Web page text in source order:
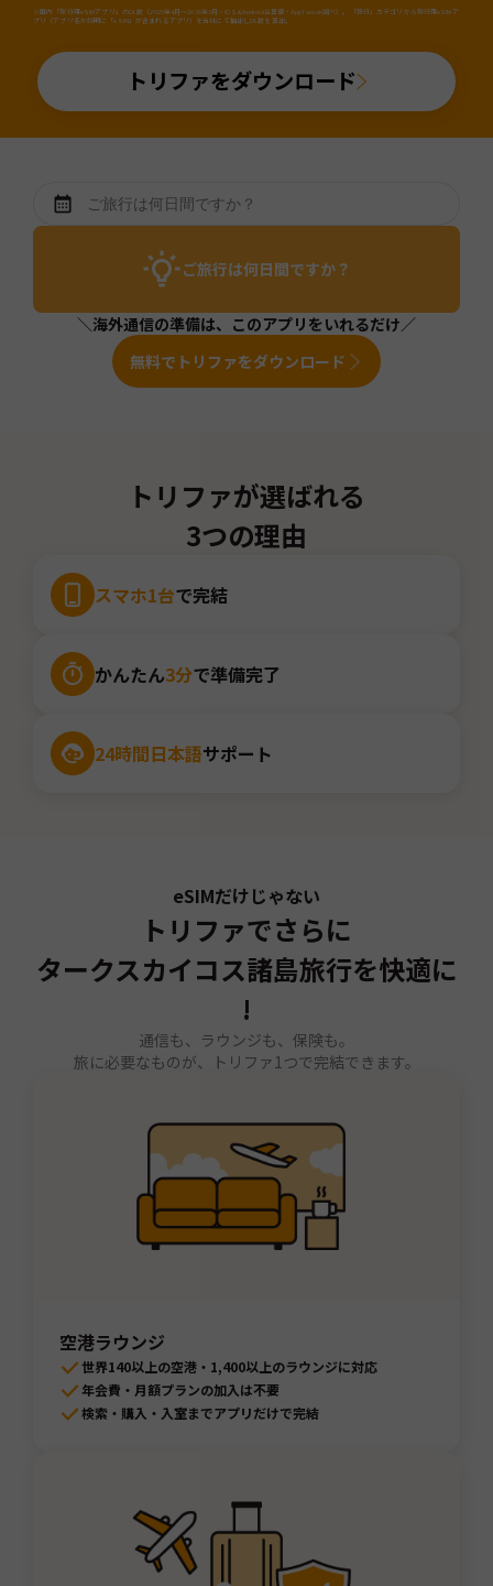
※国内「旅行用eSIMアプリ」のDL数（2025年4月～2026年3月・iOS&Android合算値・AppTweak調べ）。「旅行」カテゴリから旅行用eSIMア
プリ（アプリ名か説明に「eSIM」が含まれるアプリ）を当社にて抽出しDL数を算出。
トリファをダウンロード
ご旅行は何日間ですか？
＼海外通信の準備は、このアプリをいれるだけ／
無料でトリファをダウンロード
トリファが選ばれる
3つの理由
スマホ1台で完結
かんたん3分で準備完了
24時間日本語サポート
eSIMだけじゃない
トリファでさらに
タークスカイコス諸島旅行を快適に
!
通信も、ラウンジも、保険も。
旅に必要なものが、トリファ1つで完結できます。
空港ラウンジ
世界140以上の空港・1,400以上のラウンジに対応
年会費・月額プランの加入は不要
検索・購入・入室までアプリだけで完結